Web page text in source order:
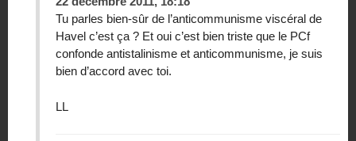
Tu parles bien-sûr de l’anticommunisme viscéral de
Havel c’est ça ? Et oui c’est bien triste que le PCf
confonde antistalinisme et anticommunisme, je suis
bien d’accord avec toi.
LL